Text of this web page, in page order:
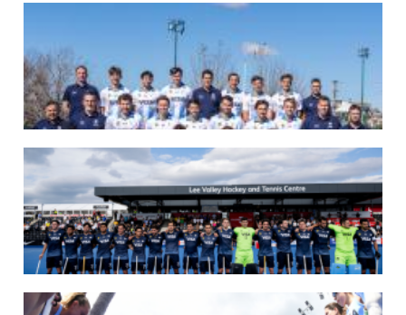
07/08/2026
LAS LEONAS LISTAS PARA DISPUTAR EL MUNDIAL 2026
Del 15 al 30 de agosto, el seleccionado argentino femenino de hockey disputará
la Copa del Mundo en Países Bajos y Bélgica. El debut será ante Estados Unidos.
LEER MÁS
07/08/2026
LOS LEONES LISTOS PARA DISPUTAR EL MUNDIAL 2026
Del 15 al 30 de agosto, el seleccionado argentino masculino de hockey disputará
la Copa del Mundo en Países Bajos y Bélgica. El debut será ante Japón.
14/07/2026
MUNDIAL 2026: LOS LEONES CONVOCADOS POR LUCAS REY